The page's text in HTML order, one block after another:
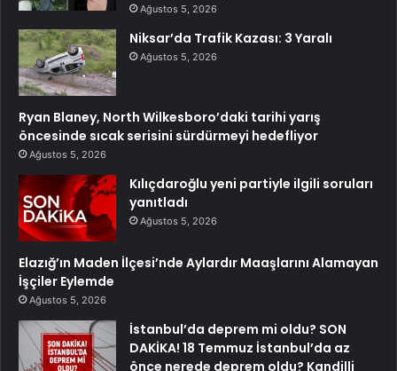
Ağustos 5, 2026
Niksar’da Trafik Kazası: 3 Yaralı
Ağustos 5, 2026
Ryan Blaney, North Wilkesboro’daki tarihi yarış
öncesinde sıcak serisini sürdürmeyi hedefliyor
Ağustos 5, 2026
Kılıçdaroğlu yeni partiyle ilgili soruları
yanıtladı
Ağustos 5, 2026
Elazığ’ın Maden İlçesi’nde Aylardır Maaşlarını Alamayan
İşçiler Eylemde
Ağustos 5, 2026
İstanbul’da deprem mi oldu? SON
DAKİKA! 18 Temmuz İstanbul’da az
önce nerede deprem oldu? Kandilli